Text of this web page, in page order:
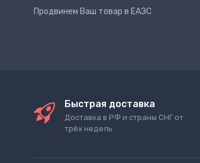
Продвинем Ваш товар в ЕАЭС
Быстрая доставка
Доставка в РФ и страны СНГ от
трёх недель